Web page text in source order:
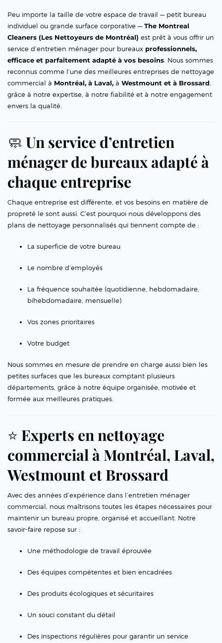
Peu importe la taille de votre espace de travail — petit bureau
individuel ou grande surface corporative —The Montreal
Cleaners (Les Nettoyeurs de Montréal) est prêt à vous offrir un
service d’entretien ménager pour bureaux professionnels,
efficace et parfaitement adapté à vos besoins . Nous sommes
reconnus comme l’une des meilleures entreprises de nettoyage
commercial à Montréal, à Laval, à Westmount et à Brossard
grâce à notre expertise, à notre fiabilité et à notre engagement
envers la qualité.
🧼 Un service d’entretien
ménager de bureaux adapté à
chaque entreprise
Chaque entreprise est différente, et vos besoins en matière de
propreté le sont aussi. C’est pourquoi nous développons des
plans de nettoyage personnalisés qui tiennent compte de :
La superficie de votre bureau
Le nombre d’employés
La fréquence souhaitée (quotidienne, hebdomadaire,
bihebdomadaire, mensuelle)
Vos zones prioritaires
Votre budget
Nous sommes en mesure de prendre en charge aussi bien les
petites surfaces que les bureaux comptant plusieurs
départements, grâce à notre équipe organisée, motivée et
formée aux meilleures pratiques.
⭐ Experts en nettoyage
commercial à Montréal, Laval,
Westmount et Brossard
Avec des années d’expérience dans l’entretien ménager
commercial, nous maîtrisons toutes les étapes nécessaires pour
maintenir un bureau propre, organisé et accueillant. Notre
savoir-faire repose sur :
Une méthodologie de travail éprouvée
Des équipes compétentes et bien encadrées
Des produits écologiques et sécuritaires
Un souci constant du détail
Des inspections régulières pour garantir un service